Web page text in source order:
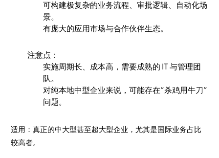
可构建极复杂的业务流程、审批逻辑、自动化场
景。
有庞大的应用市场与合作伙伴生态。
注意点：
实施周期长、成本高，需要成熟的 IT 与管理团
队。
对纯本地中型企业来说，可能存在“杀鸡用牛刀”
问题。
适用：真正的中大型甚至超大型企业，尤其是国际业务占比
较高者。